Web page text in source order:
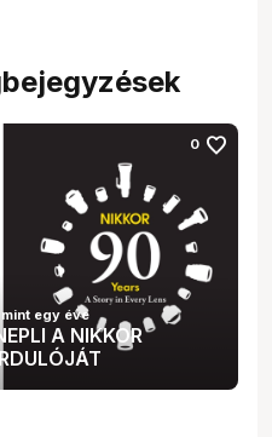
0 favorite
A NIKKOR
egy éve